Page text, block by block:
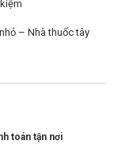
– Nhà thuốc tây
toán tận nơi